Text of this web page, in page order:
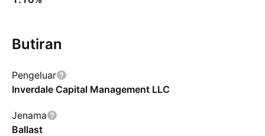
Butiran
Pengeluar
Inverdale Capital Management LLC
Jenama
Ballast